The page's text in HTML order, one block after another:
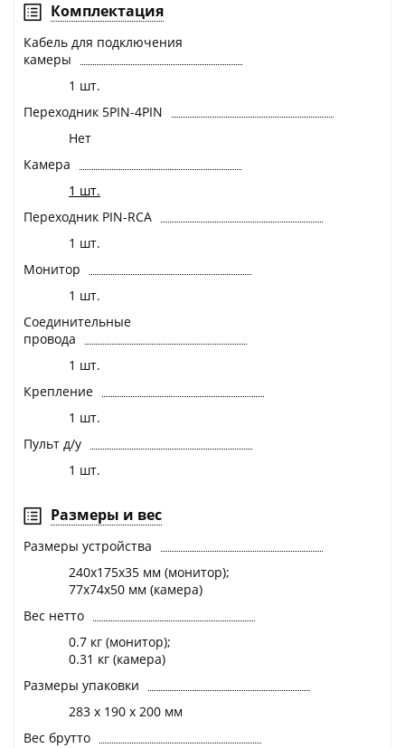
Комплектация
Кабель для подключения
камеры
1 шт.
Переходник 5PIN-4PIN
Нет
Камера
1 шт.
Переходник PIN-RCA
1 шт.
Монитор
1 шт.
Соединительные
провода
1 шт.
Крепление
1 шт.
Пульт д/у
1 шт.
Размеры и вес
Размеры устройства
240х175х35 мм (монитор);
77х74х50 мм (камера)
Вес нетто
0.7 кг (монитор);
0.31 кг (камера)
Размеры упаковки
283 х 190 х 200 мм
Вес брутто